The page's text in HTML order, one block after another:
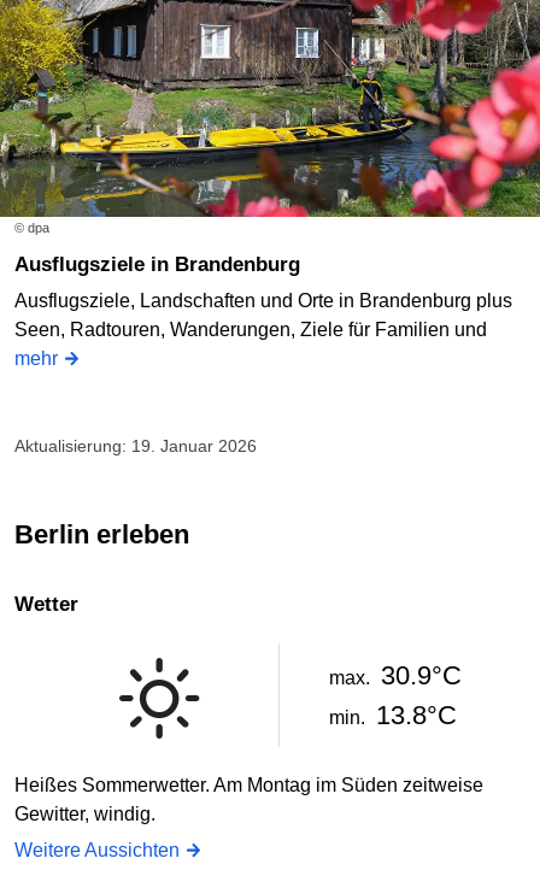
© dpa
Ausflugsziele in Brandenburg
Ausflugsziele, Landschaften und Orte in Brandenburg plus
Seen, Radtouren, Wanderungen, Ziele für Familien und
mehr
Aktualisierung: 19. Januar 2026
Berlin erleben
Wetter
max. 30.9°C
min. 13.8°C
Heißes Sommerwetter. Am Montag im Süden zeitweise
Gewitter, windig.
Weitere Aussichten